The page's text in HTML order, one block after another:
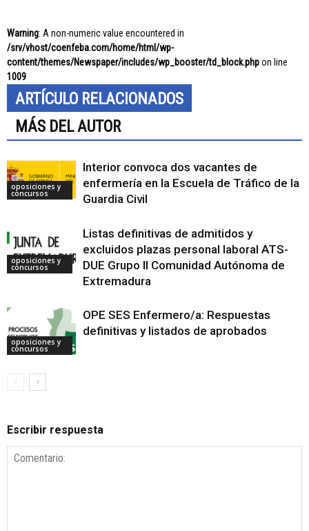
Warning: A non-numeric value encountered in
/srv/vhost/coenfeba.com/home/html/wp-
content/themes/Newspaper/includes/wp_booster/td_block.phpon line
1009
ARTÍCULO RELACIONADOS
MÁS DEL AUTOR
oposiciones y
concursos
Interior convoca dos vacantes de
enfermería en la Escuela de Tráfico de la
Guardia Civil
oposiciones y
concursos
Listas definitivas de admitidos y
excluidos plazas personal laboral ATS-
DUE Grupo II Comunidad Autónoma de
Extremadura
oposiciones y
concursos
OPE SES Enfermero/a: Respuestas
definitivas y listados de aprobados
Escribir respuesta